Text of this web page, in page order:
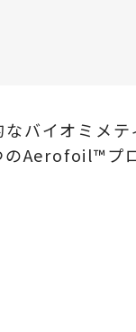
バイオミメテ
Aerofoil™プ